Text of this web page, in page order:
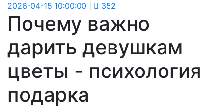
2026-04-15 10:00:00 352
Почему важно
дарить девушкам
цветы - психология
подарка